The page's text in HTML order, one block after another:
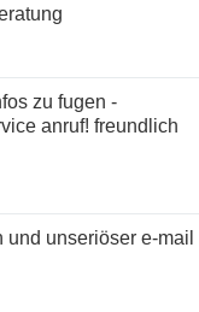
anruf! freundlich